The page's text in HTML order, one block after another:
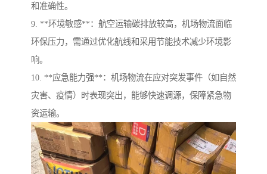
和准确性。
9. **环境敏感**：航空运输碳排放较高，机场物流面临
环保压力，需通过优化航线和采用节能技术减少环境影
响。
10. **应急能力强**：机场物流在应对突发事件（如自然
灾害、疫情）时表现突出，能够快速调源，保障紧急物
资运输。